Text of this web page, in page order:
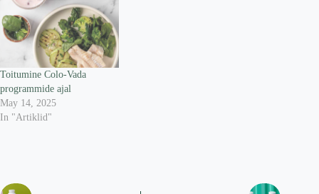
Toitumine Colo-Vada
programmide ajal
May 14, 2025
In "Artiklid"